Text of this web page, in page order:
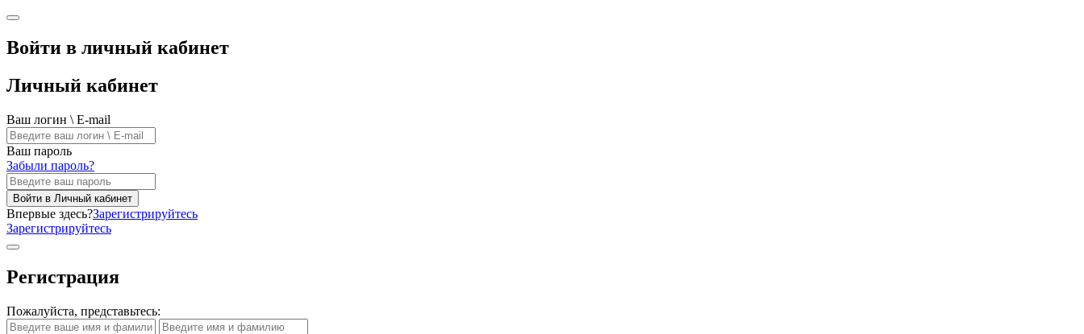
Войти в личный кабинет
Личный кабинет
Ваш логин \ E-mail
Ваш пароль
Забыли пароль?
Войти в Личный кабинет
Впервые здесь?Зарегистрируйтесь
Зарегистрируйтесь
Регистрация
Пожалуйста, представьтесь: